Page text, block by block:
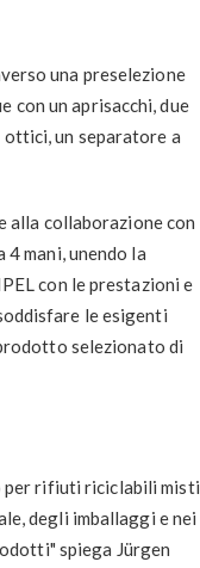
una preselezione
con un aprisacchi, due
un separatore a
alla collaborazione con
mani, unendo la
con le prestazioni e
le esigenti
selezionato di
per rifiuti riciclabili misti
degli imballaggi e nei
spiega Jürgen